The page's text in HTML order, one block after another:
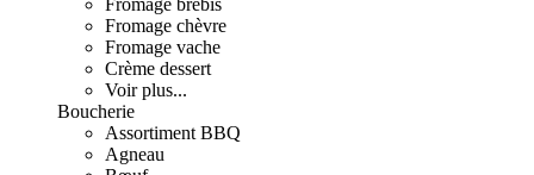
Fromage brebis
Fromage chèvre
Fromage vache
Crème dessert
Voir plus...
Boucherie
Assortiment BBQ
Agneau